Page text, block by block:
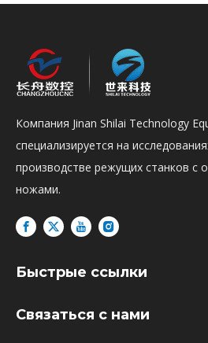
Компания Jinan Shilai Technology
специализируется на
производстве режущих станков с
ножами.
Быстрые ссылки
Связаться с нами